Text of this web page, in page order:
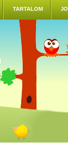
TARTALOM